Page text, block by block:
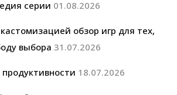
серии 01.08.2026
кастомизацией обзор игр для тех,
выбора 31.07.2026
18.07.2026